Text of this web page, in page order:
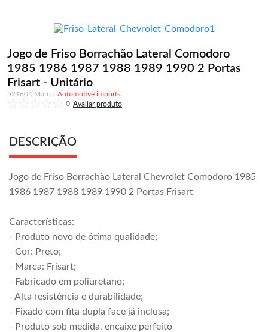
Jogo de Friso Borrachão Lateral Comodoro
1985 1986 1987 1988 1989 1990 2 Portas
Frisart - Unitário
521604
Automotive imports
0
DESCRIÇÃO
Jogo de Friso Borrachão Lateral Chevrolet Comodoro 1985
1986 1987 1988 1989 1990 2 Portas Frisart
Características:
- Produto novo de ótima qualidade;
- Cor: Preto;
- Marca: Frisart;
- Fabricado em poliuretano;
- Alta resistência e durabilidade;
- Fixado com fita dupla face já inclusa;
- Produto sob medida, encaixe perfeito